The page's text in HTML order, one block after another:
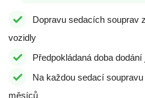
Dopravu sedacích souprav
vozidly
Předpokládaná doba dodání
Na každou sedací
měsíců